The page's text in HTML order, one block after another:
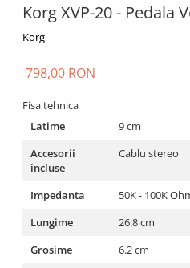
Korg XVP-20 - Pedala
Korg
798,00 RON
Fisa tehnica
Latime
9 cm
Accesorii
incluse
Cablu stereo
Impedanta
50K - 100K
Lungime
26.8 cm
Grosime
6.2 cm